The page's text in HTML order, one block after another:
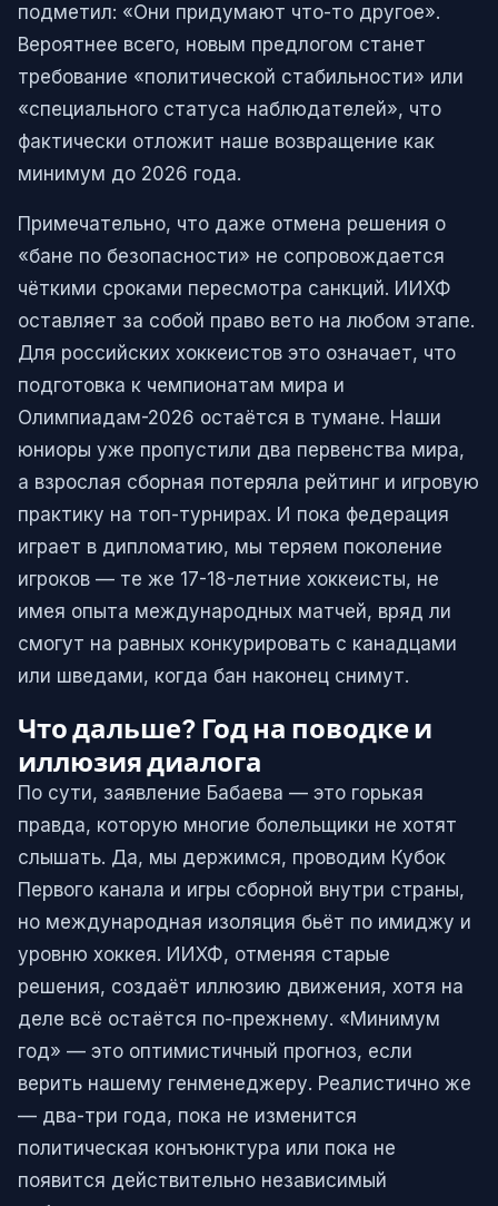
подметил: «Они придумают что-то другое».
Вероятнее всего, новым предлогом станет
требование «политической стабильности» или
«специального статуса наблюдателей», что
фактически отложит наше возвращение как
минимум до 2026 года.
Примечательно, что даже отмена решения о
«бане по безопасности» не сопровождается
чёткими сроками пересмотра санкций. ИИХФ
оставляет за собой право вето на любом этапе.
Для российских хоккеистов это означает, что
подготовка к чемпионатам мира и
Олимпиадам-2026 остаётся в тумане. Наши
юниоры уже пропустили два первенства мира,
а взрослая сборная потеряла рейтинг и игровую
практику на топ-турнирах. И пока федерация
играет в дипломатию, мы теряем поколение
игроков — те же 17-18-летние хоккеисты, не
имея опыта международных матчей, вряд ли
смогут на равных конкурировать с канадцами
или шведами, когда бан наконец снимут.
Что дальше? Год на поводке и
иллюзия диалога
По сути, заявление Бабаева — это горькая
правда, которую многие болельщики не хотят
слышать. Да, мы держимся, проводим Кубок
Первого канала и игры сборной внутри страны,
но международная изоляция бьёт по имиджу и
уровню хоккея. ИИХФ, отменяя старые
решения, создаёт иллюзию движения, хотя на
деле всё остаётся по-прежнему. «Минимум
год» — это оптимистичный прогноз, если
верить нашему генменеджеру. Реалистично же
— два-три года, пока не изменится
политическая конъюнктура или пока не
появится действительно независимый